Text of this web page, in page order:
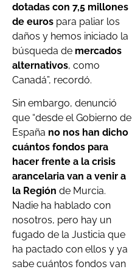
dotadas con 7,5 millones
de euros para paliar los
daños y hemos iniciado la
búsqueda de mercados
alternativos, como
Canadá”, recordó.
Sin embargo, denunció
que “desde el Gobierno de
España no nos han dicho
cuántos fondos para
hacer frente a la crisis
arancelaria van a venir a
la Región de Murcia.
Nadie ha hablado con
nosotros, pero hay un
fugado de la Justicia que
ha pactado con ellos y ya
sabe cuántos fondos van